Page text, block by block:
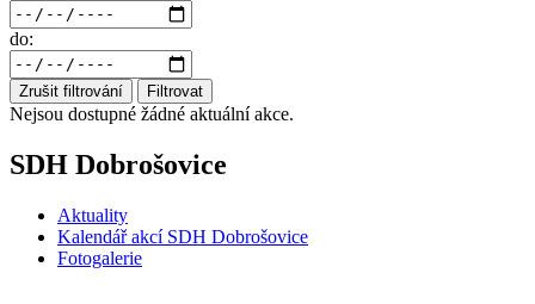
do:
Zrušit filtrování Filtrovat
Nejsou dostupné žádné aktuální akce.
SDH Dobrošovice
Aktuality
Kalendář akcí SDH Dobrošovice
Fotogalerie